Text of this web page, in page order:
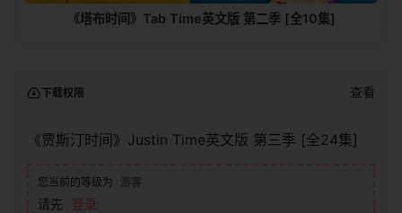
《塔布时间》Tab Time英文版 第二季 [全10集]
下载权限 查看
《贾斯汀时间》Justin Time英文版 第三季 [全24集]
您当前的等级为 游客
请先 登录